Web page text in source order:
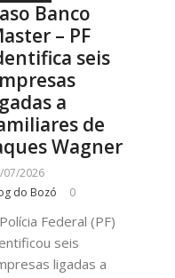
Banco
– PF
seis
a
de
Wagner
07/2026
do Bozó
0
Federal (PF)
seis
ligadas a